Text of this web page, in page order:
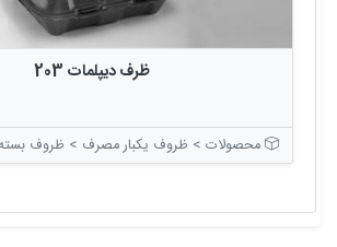
ظرف ديپلمات 203
محصولات > ظروف یکبار مصرف > ظروف بسته بندی درب